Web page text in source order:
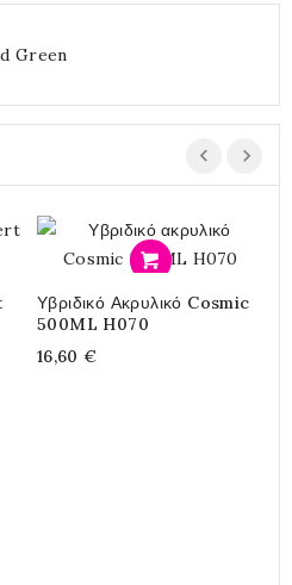
Green
Υβριδικό Ακρυλικό Cosmic
500ML H070
16,60 €